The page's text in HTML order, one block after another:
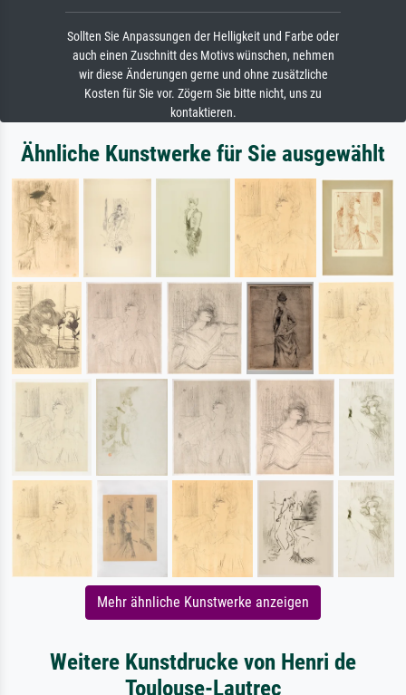
Sollten Sie Anpassungen der Helligkeit und Farbe oder
auch einen Zuschnitt des Motivs wünschen, nehmen
wir diese Änderungen gerne und ohne zusätzliche
Kosten für Sie vor. Zögern Sie bitte nicht, uns zu
kontaktieren.
Ähnliche Kunstwerke für Sie ausgewählt
Mehr ähnliche Kunstwerke anzeigen
Weitere Kunstdrucke von Henri de
Toulouse-Lautrec